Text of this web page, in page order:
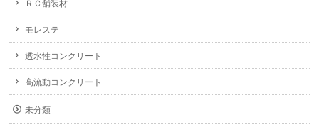
ＲＣ舗装材
モレステ
透水性コンクリート
高流動コンクリート
未分類